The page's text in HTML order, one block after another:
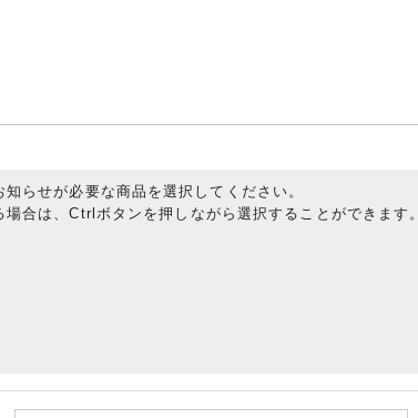
らせが必要な商品を選択してください。
合は、Ctrlボタンを押しながら選択することができます。